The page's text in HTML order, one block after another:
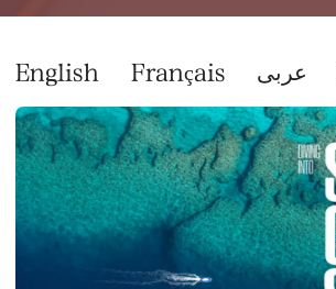
English Français عربى